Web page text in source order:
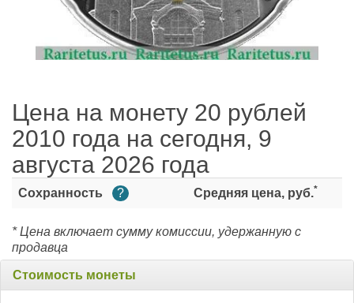
Цена на монету 20 рублей
2010 года на сегодня, 9
августа 2026 года
Сохранность ? Средняя цена, руб.*
* Цена включает сумму комиссии, удержанную с
продавца
Стоимость монеты